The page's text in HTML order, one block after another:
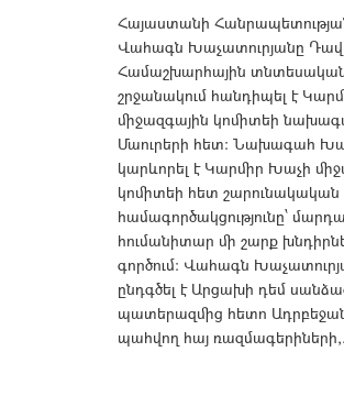
Հայաստանի
Վահագն Խաչատուրյանը
Համաշխարհային
շրջանակում հանդիպել է
միջազգային կոմիտեի
Մաուրերի հետ: Նախագահ
կարևորել է Կարմիր Խաչի
կոմիտեի հետ
համագործակցությունը՝
հումանիտար մի շարք
գործում: Վահագն
ընդգծել է Արցախի դեմ
պատերազմից հետո
պահվող հայ